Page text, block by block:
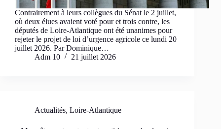
Contrairement à leurs collègues du Sénat le 2 juillet,
où deux élues avaient voté pour et trois contre, les
députés de Loire-Atlantique ont été unanimes pour
rejeter le projet de loi d’urgence agricole ce lundi 20
juillet 2026. Par Dominique…
Adm 10
21 juillet 2026
Actualités, Loire-Atlantique